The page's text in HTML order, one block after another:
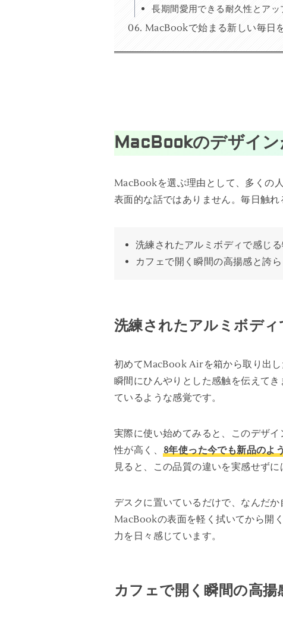
長期間愛用できる耐久性とアッ
MacBookで始まる新しい毎日
MacBookのデザイ
MacBookを選ぶ理由として、多くの
表面的な話ではありません。毎日触
洗練されたアルミボディで感じ
カフェで開く瞬間の高揚感と誇ら
洗練されたアルミボデ
初めてMacBook Airを箱から取り出
瞬間にひんやりとした感触を伝えて
ているような感覚です。
実際に使い始めてみると、このデザ
性が高く、 8年使った今でも新品のよ
見ると、この品質の違いを実感せずに
デスクに置いているだけで、なんだ
MacBookの表面を軽く拭いてから開
力を日々感じています。
カフェで開く瞬間の高揚